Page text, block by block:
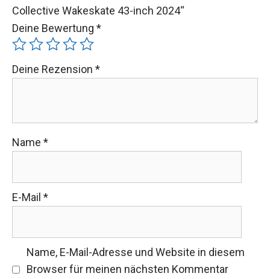
Collective Wakeskate 43-inch 2024“
Deine Bewertung *
Deine Rezension *
Name *
E-Mail *
Name, E-Mail-Adresse und Website in diesem
Browser für meinen nächsten Kommentar